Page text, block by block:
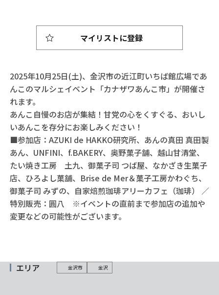
2025年10月25日(土)、金沢市の近江町いちば館広場であ
んこのマルシェイベント「カナザワあんこ市」が開催さ
れます。
あんこ自慢のお店が集結！甘党の心をくすぐる、おいし
いあんこを存分にお楽しみください！
■参加店：AZUKI de HAKKO研究所、あんの真田 真田製
あん、UNFINI、f.BAKERY、奥野菓子舗、越山甘清堂、
たい焼き工房 土九、御菓子司 つば屋、なかざき生菓子
店、ひろよし菓舗、Brise de Mer＆菓子工房かわぐち、
御菓子司 みずの、自家焙煎珈琲アリーカフェ（珈琲） ／
特別販売：圓八 ※イベントの直前まで参加店の追加や
変更などの可能性がございます。
マイリストに登録
エリア 金沢市 金沢